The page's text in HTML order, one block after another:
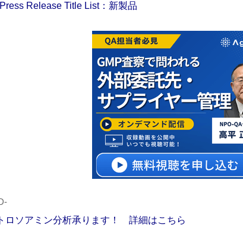
Press Release Title List：新製品
ロソアミン分析承ります！ 詳細はこちら